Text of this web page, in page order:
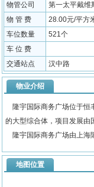
物管公司 第一太平戴维
物 管 费
28.00元/平方
车位数量
521个
车 位 费
交通站点
汉中路
物业介绍
隆宇国际商务广场位于恒
的大型综合体，项目发展由
隆宇国际商务广场由上海
地图位置